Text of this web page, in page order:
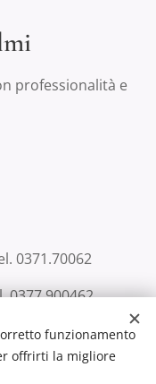
professionalità e
0371.70062
0377.900462
(Casa Funeraria
funzionamento
offrirti la migliore